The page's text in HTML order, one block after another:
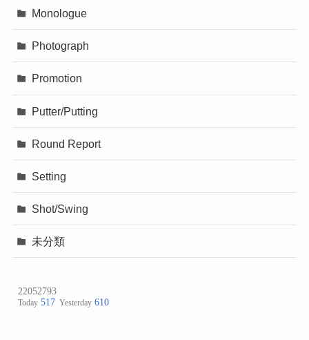
Monologue
Photograph
Promotion
Putter/Putting
Round Report
Setting
Shot/Swing
未分類